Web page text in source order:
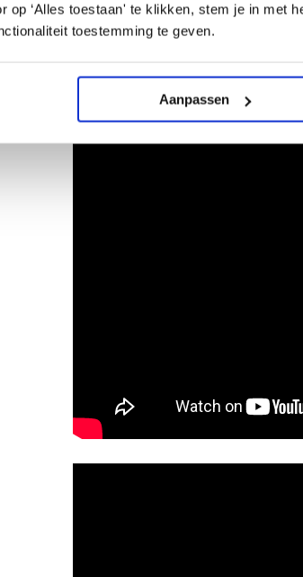
op ‘Alles toestaan' te klikken, stem je in met
toestemming te geven.
Aanpassen
Bekijk de
genomineerden